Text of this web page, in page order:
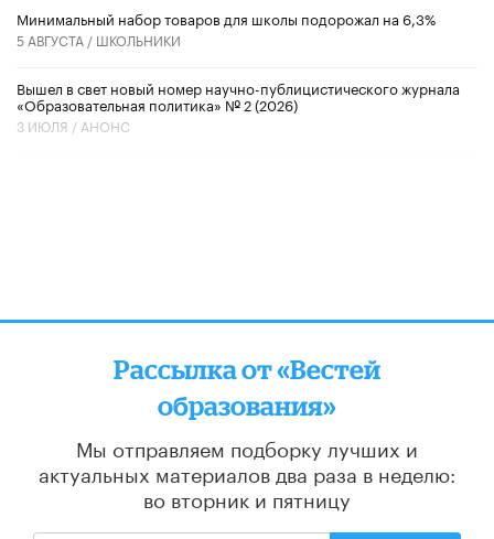
Минимальный набор товаров для школы подорожал на 6,3%
5 АВГУСТА / ШКОЛЬНИКИ
Вышел в свет новый номер научно-публицистического журнала
«Образовательная политика» № 2 (2026)
3 ИЮЛЯ / АНОНС
Рассылка от «Вестей
образования»
Мы отправляем подборку лучших и
актуальных материалов два раза в неделю:
во вторник и пятницу